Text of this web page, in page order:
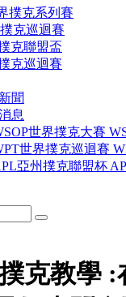
撲克系列賽
克巡迴賽
克聯盟盃
克巡迴賽
聞
息
克教學 :